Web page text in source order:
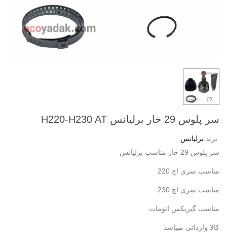
سر پلوس 29 خار برلیانس H220-H230 AT
برند:برلیانس
سر پلوس 29 خار مناسب برلیانس
مناسب سری اچ 220
مناسب سری اچ 230
مناسب گیربکس اتومات
کالا وارداتی میباشد